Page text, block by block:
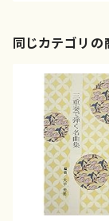
同じカテゴリの